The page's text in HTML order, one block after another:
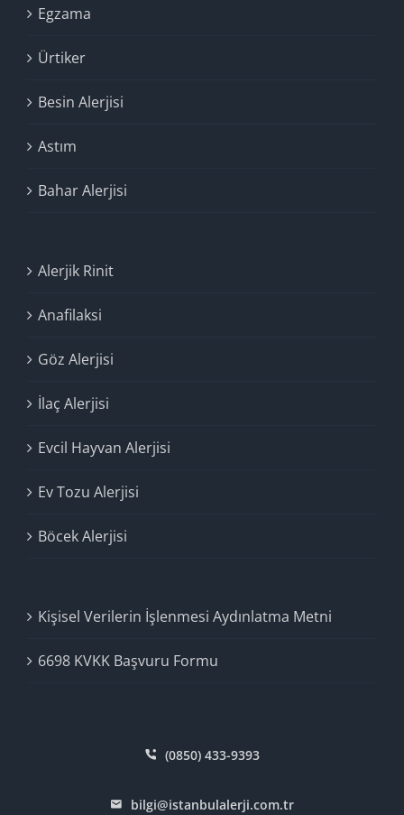
Egzama
Ürtiker
Besin Alerjisi
Astım
Bahar Alerjisi
Alerjik Rinit
Anafilaksi
Göz Alerjisi
İlaç Alerjisi
Evcil Hayvan Alerjisi
Ev Tozu Alerjisi
Böcek Alerjisi
Kişisel Verilerin İşlenmesi Aydınlatma Metni
6698 KVKK Başvuru Formu
(0850) 433-9393
bilgi@istanbulalerji.com.tr